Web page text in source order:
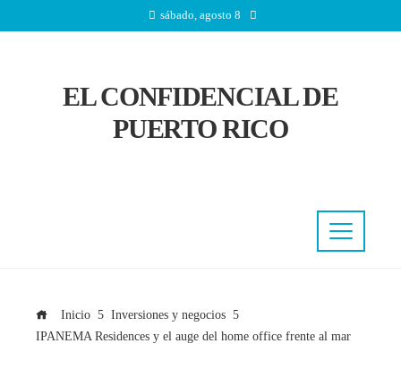
sábado, agosto 8
EL CONFIDENCIAL DE
PUERTO RICO
Inicio
Inversiones y negocios
IPANEMA Residences y el auge del home office frente al mar